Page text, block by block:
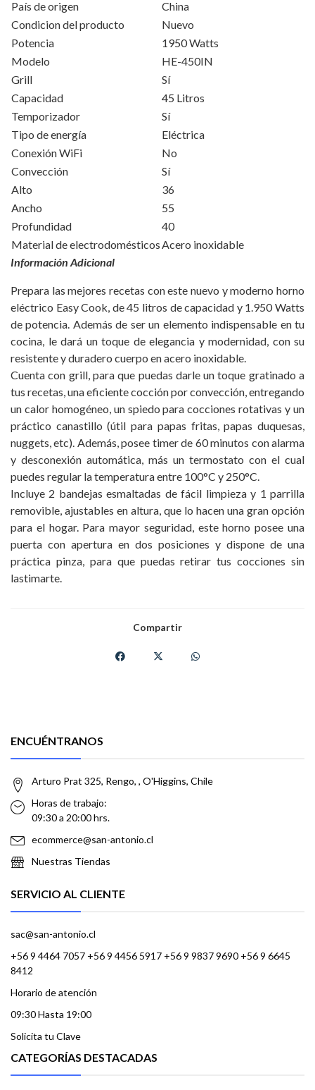
País de origen
China
Condicion del producto
Nuevo
Potencia
1950 Watts
Modelo
HE-450IN
Grill
Sí
Capacidad
45 Litros
Temporizador
Sí
Tipo de energía
Eléctrica
Conexión WiFi
No
Convección
Sí
Alto
36
Ancho
55
Profundidad
40
Material de electrodomésticosAcero inoxidable
Información Adicional
Prepara las mejores recetas con este nuevo y moderno horno
eléctrico Easy Cook, de 45 litros de capacidad y 1.950 Watts
de potencia. Además de ser un elemento indispensable en tu
cocina, le dará un toque de elegancia y modernidad, con su
resistente y duradero cuerpo en acero inoxidable.
Cuenta con grill, para que puedas darle un toque gratinado a
tus recetas, una eficiente cocción por convección, entregando
un calor homogéneo, un spiedo para cocciones rotativas y un
práctico canastillo (útil para papas fritas, papas duquesas,
nuggets, etc). Además, posee timer de 60 minutos con alarma
y desconexión automática, más un termostato con el cual
puedes regular la temperatura entre 100°C y 250°C.
Incluye 2 bandejas esmaltadas de fácil limpieza y 1 parrilla
removible, ajustables en altura, que lo hacen una gran opción
para el hogar. Para mayor seguridad, este horno posee una
puerta con apertura en dos posiciones y dispone de una
práctica pinza, para que puedas retirar tus cocciones sin
lastimarte.
Compartir
ENCUÉNTRANOS
Arturo Prat 325, Rengo, , O'Higgins, Chile
Horas de trabajo:
09:30 a 20:00 hrs.
ecommerce@san-antonio.cl
Nuestras Tiendas
SERVICIO AL CLIENTE
sac@san-antonio.cl
+56 9 4464 7057 +56 9 4456 5917 +56 9 9837 9690 +56 9 6645
8412
Horario de atención
09:30 Hasta 19:00
Solicita tu Clave
CATEGORÍAS DESTACADAS